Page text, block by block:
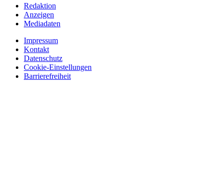
Redaktion
Anzeigen
Mediadaten
Impressum
Kontakt
Datenschutz
Cookie-Einstellungen
Barrierefreiheit